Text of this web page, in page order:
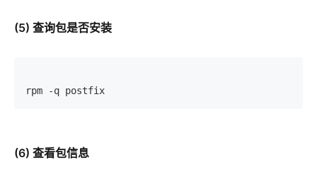
(5) 查询包是否安装
rpm -q postfix
(6) 查看包信息